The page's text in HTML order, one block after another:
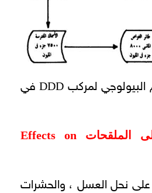
DDDفي
الملقحات Effects on
على نحل العسل ، والحشرات